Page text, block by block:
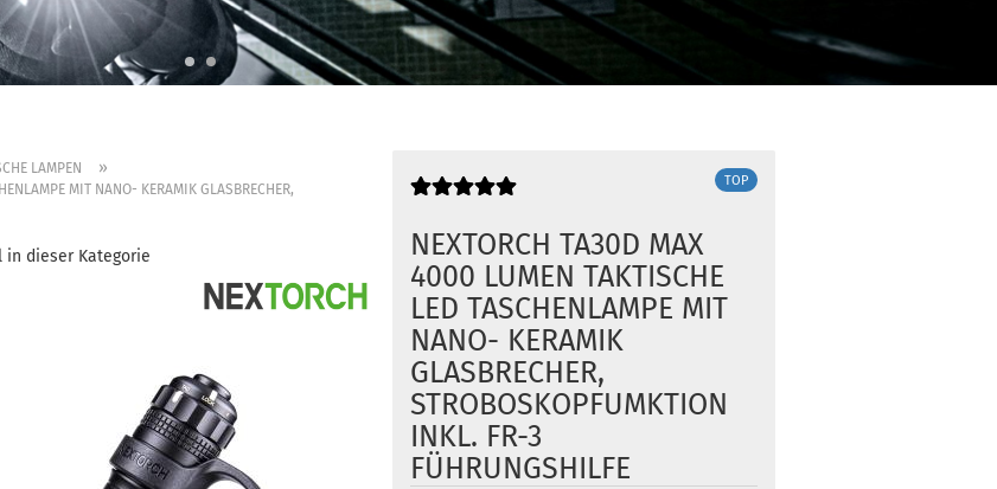
LAMPEN »
MIT NANO- KERAMIK GLASBRECHER,
in dieser Kategorie
TOP
NEXTORCH TA30D MAX
4000 LUMEN TAKTISCHE
LED TASCHENLAMPE MIT
NANO- KERAMIK
GLASBRECHER,
STROBOSKOPFUMKTION
INKL. FR-3
FÜHRUNGSHILFE